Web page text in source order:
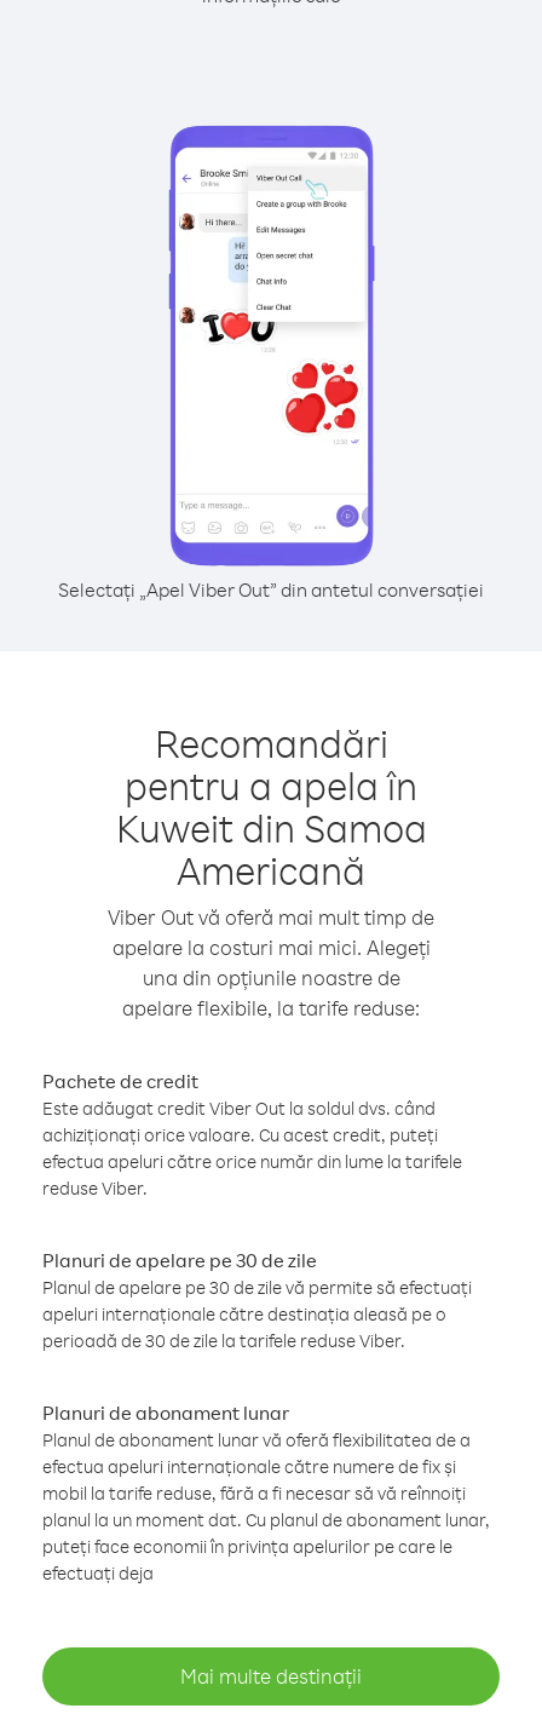
Selectați „Apel Viber Out” din antetul conversației
Recomandări
pentru a apela în
Kuweit din Samoa
Americană
Viber Out vă oferă mai mult timp de
apelare la costuri mai mici. Alegeți
una din opțiunile noastre de
apelare flexibile, la tarife reduse:
Pachete de credit
Este adăugat credit Viber Out la soldul dvs. când
achiziționați orice valoare. Cu acest credit, puteți
efectua apeluri către orice număr din lume la tarifele
reduse Viber.
Planuri de apelare pe 30 de zile
Planul de apelare pe 30 de zile vă permite să efectuați
apeluri internaționale către destinația aleasă pe o
perioadă de 30 de zile la tarifele reduse Viber.
Planuri de abonament lunar
Planul de abonament lunar vă oferă flexibilitatea de a
efectua apeluri internaționale către numere de fix și
mobil la tarife reduse, fără a fi necesar să vă reînnoiți
planul la un moment dat. Cu planul de abonament lunar,
puteți face economii în privința apelurilor pe care le
efectuați deja
Mai multe destinații